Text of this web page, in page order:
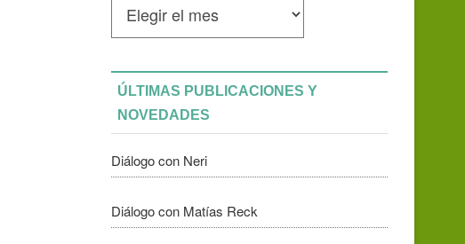
mensuales
ÚLTIMAS PUBLICACIONES Y
NOVEDADES
Diálogo con Neri
Diálogo con Matías Reck